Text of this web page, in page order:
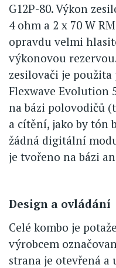
G12P-80. Výkon
4 ohm a 2 x 70 W
opravdu velmi
výkonovou
zesilovači je
Flexwave Evolution
na bázi polovodičů
a cítění, jako by tón
žádná digitální
je tvořeno na bázi
Design a ovládání
Celé kombo je
výrobcem
strana je otevřená